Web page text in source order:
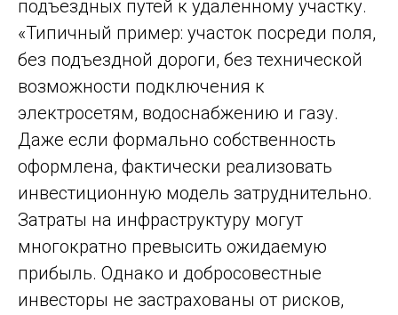
подъездных путей к удаленному участку.
«Типичный пример: участок посреди поля,
без подъездной дороги, без технической
возможности подключения к
электросетям, водоснабжению и газу.
Даже если формально собственность
оформлена, фактически реализовать
инвестиционную модель затруднительно.
Затраты на инфраструктуру могут
многократно превысить ожидаемую
прибыль. Однако и добросовестные
инвесторы не застрахованы от рисков,